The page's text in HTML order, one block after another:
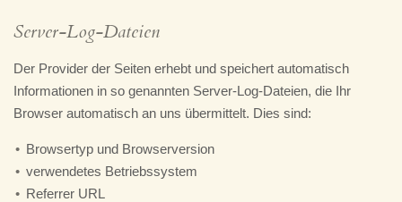
Server-Log-Dateien
Der Provider der Seiten erhebt und speichert automatisch
Informationen in so genannten Server-Log-Dateien, die Ihr
Browser automatisch an uns übermittelt. Dies sind:
Browsertyp und Browserversion
verwendetes Betriebssystem
Referrer URL